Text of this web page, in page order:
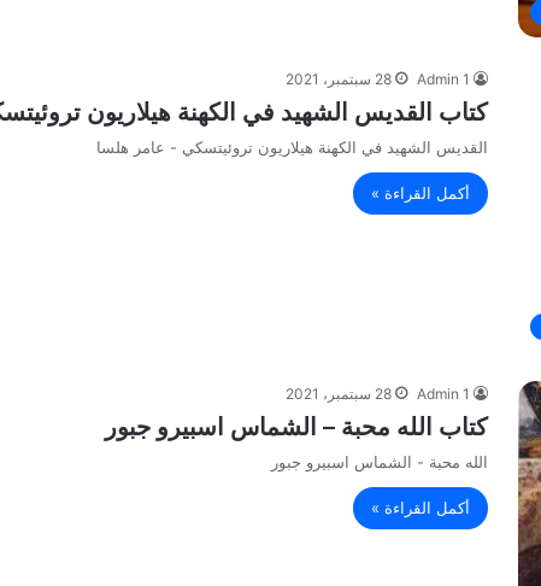
Admin 1 28 سبتمبر، 2021
كتاب القديس الشهيد في الكهنة هيلاريون
القديس الشهيد في الكهنة هيلاريون تروئيتسكي - عامر هلسا
أكمل القراءة »
Admin 1 28 سبتمبر، 2021
كتاب الله محبة – الشماس اسبيرو جبور
الله محبة - الشماس اسبيرو جبور
أكمل القراءة »